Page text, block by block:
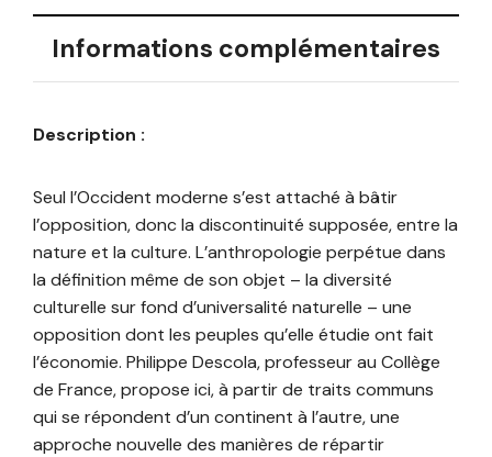
Informations complémentaires
Description :
Seul l’Occident moderne s’est attaché à bâtir
l’opposition, donc la discontinuité supposée, entre la
nature et la culture. L’anthropologie perpétue dans
la définition même de son objet – la diversité
culturelle sur fond d’universalité naturelle – une
opposition dont les peuples qu’elle étudie ont fait
l’économie. Philippe Descola, professeur au Collège
de France, propose ici, à partir de traits communs
qui se répondent d’un continent à l’autre, une
approche nouvelle des manières de répartir